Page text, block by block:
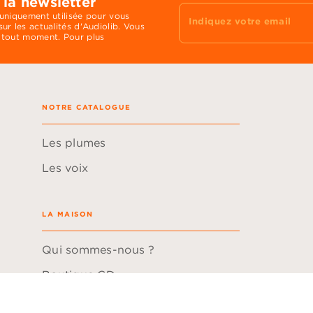
utilisée pour vous
les actualités d'Audiolib. Vous
moment. Pour plus
Indiquez votre email
NOTRE CATALOGUE
Les plumes
Les voix
LA MAISON
Qui sommes-nous ?
Boutique CD